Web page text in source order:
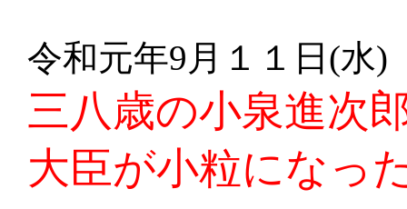
令和元年9月１１日(水)
三八歳の小泉進次
大臣が小粒になっ